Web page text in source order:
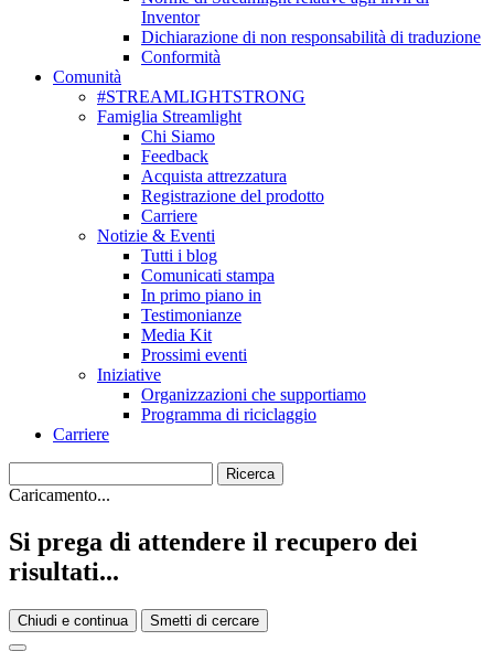
Inventor
Dichiarazione di non responsabilità di traduzione
Conformità
Comunità
#STREAMLIGHTSTRONG
Famiglia Streamlight
Chi Siamo
Feedback
Acquista attrezzatura
Registrazione del prodotto
Carriere
Notizie & Eventi
Tutti i blog
Comunicati stampa
In primo piano in
Testimonianze
Media Kit
Prossimi eventi
Iniziative
Organizzazioni che supportiamo
Programma di riciclaggio
Carriere
Caricamento...
Si prega di attendere il recupero dei
risultati...
Chiudi e continua Smetti di cercare